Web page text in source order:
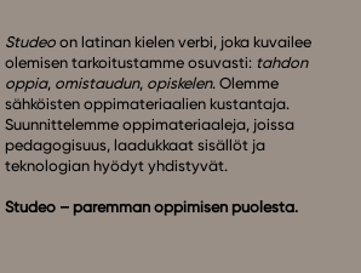
Studeo on latinan kielen verbi, joka kuvailee
olemisen tarkoitustamme osuvasti: tahdon
oppia, omistaudun, opiskelen. Olemme
sähköisten oppimateriaalien kustantaja.
Suunnittelemme oppimateriaaleja, joissa
pedagogisuus, laadukkaat sisällöt ja
teknologian hyödyt yhdistyvät.
Studeo – paremman oppimisen puolesta.